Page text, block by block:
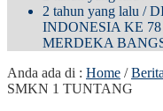
2 tahun yang lalu /
INDONESIA KE
MERDEKA
Anda ada di : Home /Berita
SMKN 1 TUNTANG